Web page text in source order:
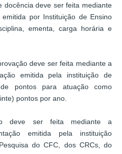
docência deve ser feita mediante
por Instituição de Ensino
ementa, carga horária e
deve ser feita mediante a
emitida pela instituição de
pontos para atuação como
pontos por ano.
deve ser feita mediante a
emitida pela instituição
do CFC, dos CRCs, do